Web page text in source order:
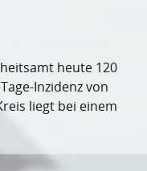
heute 120
Inzidenz von
liegt bei einem